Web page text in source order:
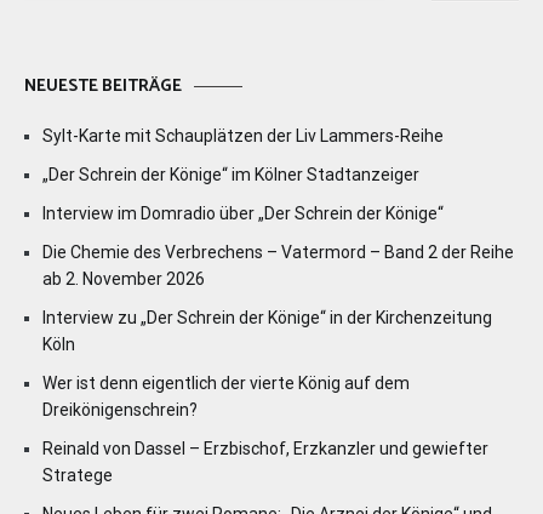
NEUESTE BEITRÄGE
Sylt-Karte mit Schauplätzen der Liv Lammers-Reihe
„Der Schrein der Könige“ im Kölner Stadtanzeiger
Interview im Domradio über „Der Schrein der Könige“
Die Chemie des Verbrechens – Vatermord – Band 2 der Reihe
ab 2. November 2026
Interview zu „Der Schrein der Könige“ in der Kirchenzeitung
Köln
Wer ist denn eigentlich der vierte König auf dem
Dreikönigenschrein?
Reinald von Dassel – Erzbischof, Erzkanzler und gewiefter
Stratege